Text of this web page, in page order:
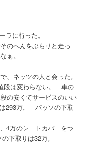
ラに行った。
のへんをぶらりと走っ
ぁ。
、ネッツの人と会った。
段は変わらない。 車の
の安くてサービスのいい
293万。 パッソの下取
4万のシートカバーをつ
下取りは32万。